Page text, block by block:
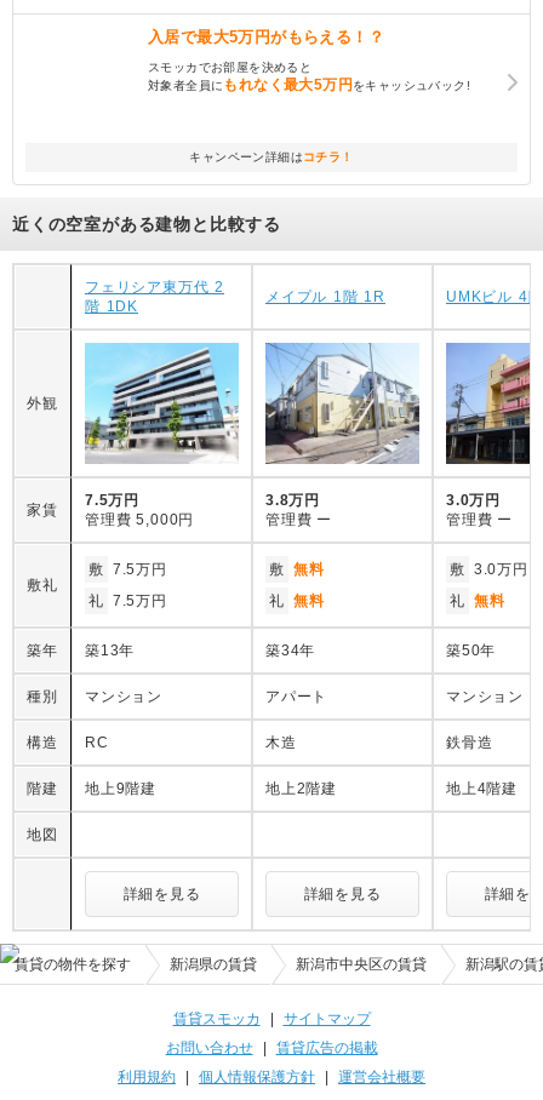
入居で最大5万円がもらえる！？
スモッカでお部屋を決めると
対象者全員に もれなく最大5万円をキャッシュバック!
キャンペーン詳細はコチラ！
近くの空室がある建物と比較する
フェリシア東万代 2
階 1DK
メイプル 1階 1R UMKビル 4
外観
家賃
7.5万円
管理費 5,000円
3.8万円
管理費 ー
3.0万円
管理費 ー
敷礼
敷 7.5万円
礼 7.5万円
敷 無料
礼 無料
敷 3.0万円
礼 無料
築年 築13年 築34年 築50年
種別 マンション アパート マンション
構造 RC 木造 鉄骨造
階建 地上9階建 地上2階建 地上4階建
地図
詳細を見る 詳細を見る 詳細を
賃貸の物件を探す 新潟県の賃貸 新潟市中央区の賃貸 新潟駅の賃
賃貸スモッカ | サイトマップ
お問い合わせ| 賃貸広告の掲載
利用規約 | 個人情報保護方針 | 運営会社概要